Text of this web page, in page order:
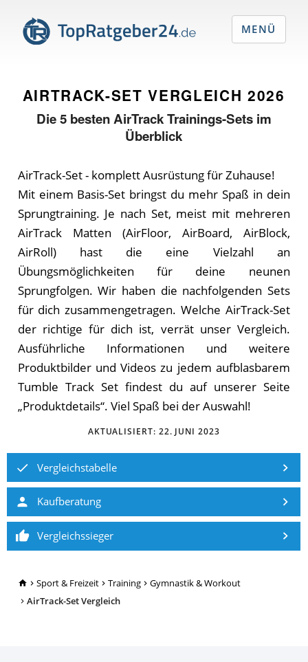
TopRatgeber24.de
Sport & Freizeit Training
Gymnastik & Workout
AirTrack-Set Vergleich
AIRTRACK-SET VERGLEICH 2026
Die5 besten AirTrack Trainings-Sets im
Überblick
AirTrack-Set - komplett Ausrüstung für Zuhause!
Mit einem Basis-Set bringst du mehr Spaß in dein
Sprungtraining. Je nach Set, meist mit mehreren
AirTrack Matten (AirFloor, AirBoard, AirBlock,
AirRoll) hast die eine Vielzahl an
Übungsmöglichkeiten für deine neunen
Sprungfolgen. Wir haben die nachfolgenden Sets
für dich zusammengetragen. Welche AirTrack-Set
der richtige für dich ist, verrät unser Vergleich.
Ausführliche Informationen und weitere
Produktbilder und Videos zu jedem aufblasbarem
Tumble Track Set findest du auf unserer Seite
„Produktdetails“. Viel Spaß bei der Auswahl!
AKTUALISIERT: 22. JUNI 2023
Vergleichstabelle
Kaufberatung
Vergleichssieger
MENÜ